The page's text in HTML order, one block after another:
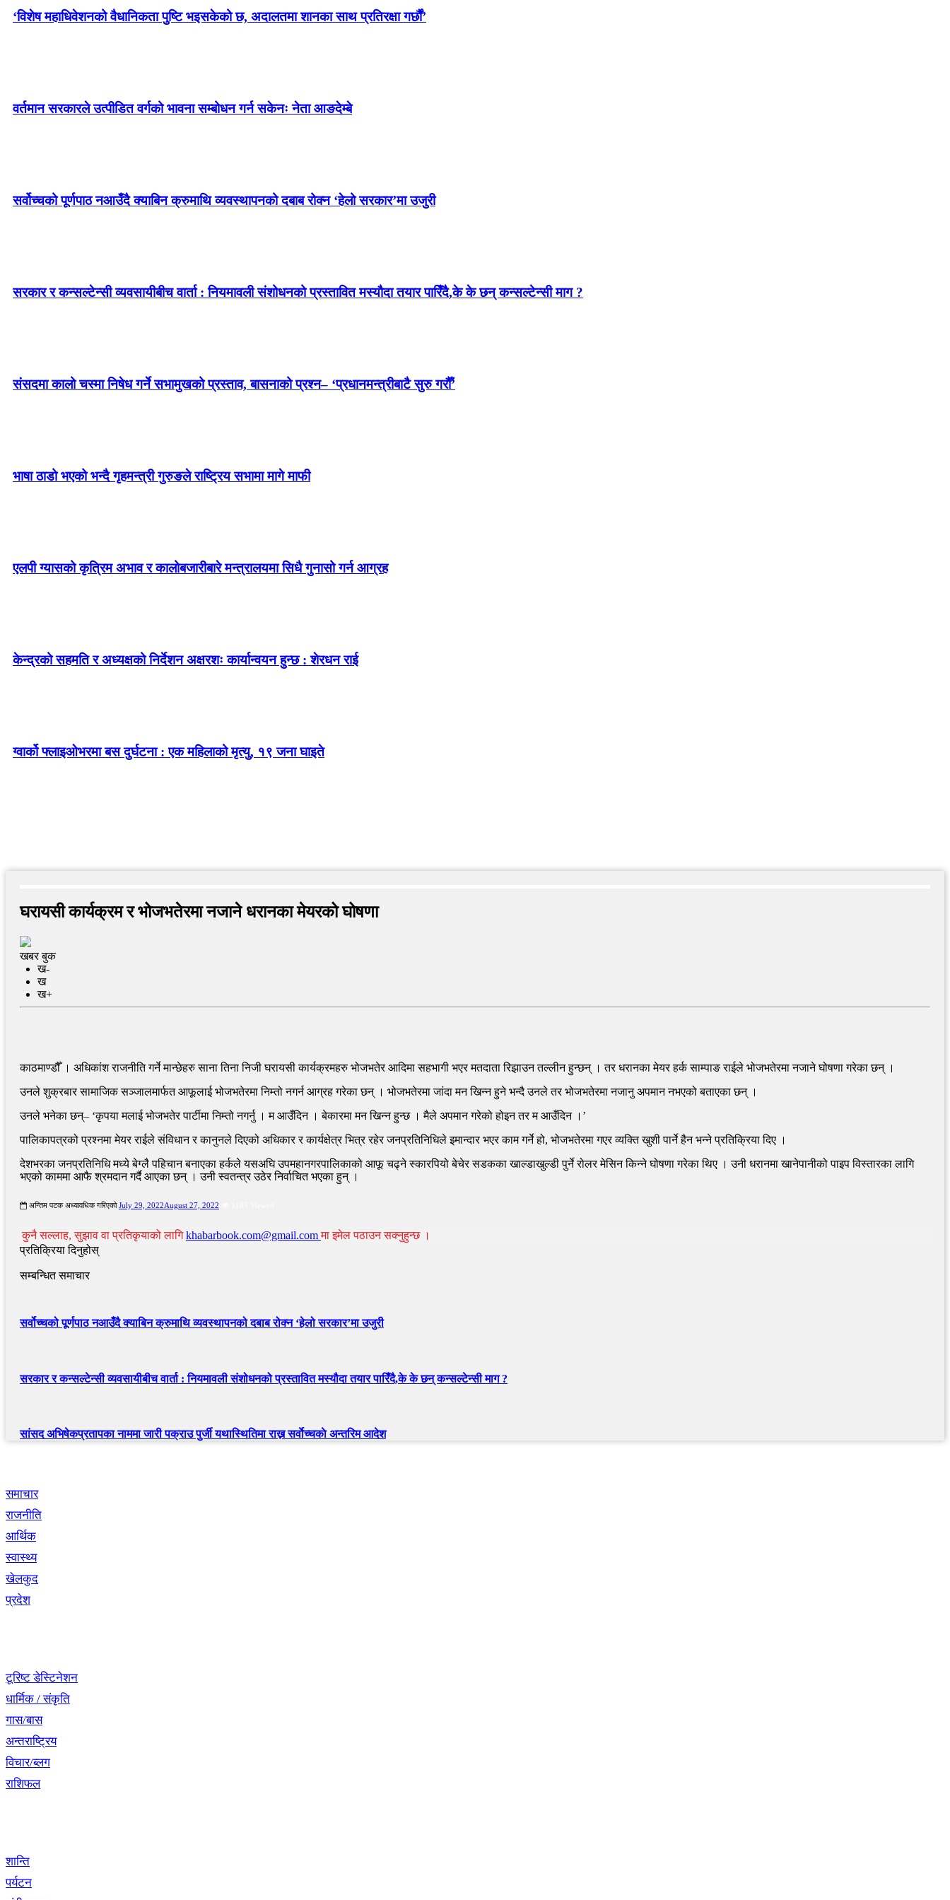
‘विशेष महाधिवेशनको वैधानिकता पुष्टि भइसकेको छ, अदालतमा शानका साथ प्रतिरक्षा गर्छौं’
वर्तमान सरकारले उत्पीडित वर्गको भावना सम्बोधन गर्न सकेनः नेता आङदेम्बे
सर्वोच्चको पूर्णपाठ नआउँदै क्याबिन क्रुमाथि व्यवस्थापनको दबाब रोक्न ‘हेलो सरकार’मा उजुरी
सरकार र कन्सल्टेन्सी व्यवसायीबीच वार्ता : नियमावली संशोधनको प्रस्तावित मस्यौदा तयार पारिँदै,के के छन् कन्सल्टेन्सी माग ?
संसदमा कालो चस्मा निषेध गर्ने सभामुखको प्रस्ताव, बासनाको प्रश्न– ‘प्रधानमन्त्रीबाटै सुरु गरौँ’
भाषा ठाडो भएको भन्दै गृहमन्त्री गुरुङले राष्ट्रिय सभामा मागे माफी
एलपी ग्यासको कृत्रिम अभाव र कालोबजारीबारे मन्त्रालयमा सिधै गुनासो गर्न आग्रह
केन्द्रको सहमति र अध्यक्षको निर्देशन अक्षरशः कार्यान्वयन हुन्छ : शेरधन राई
ग्वार्को फ्लाइओभरमा बस दुर्घटना : एक महिलाको मृत्यु, १९ जना घाइते
घरायसी कार्यक्रम र भोजभतेरमा नजाने धरानका मेयरको घोषणा
खबर बुक
ख-
ख
ख+
काठमाण्डौँ । अधिकांश राजनीति गर्ने मान्छेहरु साना तिना निजी घरायसी कार्यक्रमहरु भोजभतेर आदिमा सहभागी भएर मतदाता रिझाउन तल्लीन हुन्छन् । तर धरानका मेयर हर्क साम्पाङ राईले भोजभतेरमा नजाने घोषणा गरेका छन् ।
उनले शुक्रबार सामाजिक सञ्जालमार्फत आफूलाई भोजभतेरमा निम्तो नगर्न आग्रह गरेका छन् । भोजभतेरमा जांदा मन खिन्न हुने भन्दै उनले तर भोजभतेरमा नजानु अपमान नभएको बताएका छन् ।
उनले भनेका छन्– ‘कृपया मलाई भोजभतेर पार्टीमा निम्तो नगर्नु । म आउँदिन । बेकारमा मन खिन्न हुन्छ । मैले अपमान गरेको होइन तर म आउँदिन ।’
पालिकापत्रको प्रश्नमा मेयर राईले संविधान र कानुनले दिएको अधिकार र कार्यक्षेत्र भित्र रहेर जनप्रतिनिधिले इमान्दार भएर काम गर्ने हो, भोजभतेरमा गएर व्यक्ति खुशी पार्ने हैन भन्ने प्रतिक्रिया दिए ।
देशभरका जनप्रतिनिधि मध्ये बेग्लै पहिचान बनाएका हर्कले यसअघि उपमहानगरपालिकाको आफू चढ्ने स्कारपियो बेचेर सडकका खाल्डाखुल्डी पुर्ने रोलर मेसिन किन्ने घोषणा गरेका थिए । उनी धरानमा खानेपानीको पाइप विस्तारका लागि
भएको काममा आफै श्रमदान गर्दै आएका छन् । उनी स्वतन्त्र उठेर निर्वाचित भएका हुन् ।
अन्तिम पटक अध्यावधिक गरिएको July 29, 2022August 27, 2022
कुनै सल्लाह, सुझाव वा प्रतिकृयाको लागिkhabarbook.com@gmail.comमा इमेल पठाउन सक्नुहुन्छ ।
प्रतिक्रिया दिनुहोस्
सम्बन्धित समाचार
सर्वोच्चको पूर्णपाठ नआउँदै क्याबिन क्रुमाथि व्यवस्थापनको दबाब रोक्न ‘हेलो सरकार’मा उजुरी
सरकार र कन्सल्टेन्सी व्यवसायीबीच वार्ता : नियमावली संशोधनको प्रस्तावित मस्यौदा तयार पारिँदै,के के छन् कन्सल्टेन्सी माग ?
सांसद अभिषेकप्रतापका नाममा जारी पक्राउ पुर्जी यथास्थितिमा राख्न सर्वाेच्चकाे अन्तरिम आदेश
समाचार
राजनीति
आर्थिक
स्वास्थ्य
खेलकुद
प्रदेश
टूरिष्ट डेस्टिनेशन
धार्मिक / संकृति
गास/बास
अन्तराष्ट्रिय
विचार/ब्लग
राशिफल
शान्ति
पर्यटन